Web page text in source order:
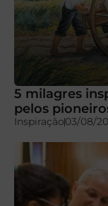
5 milagres
pelos
Inspiração03/08/